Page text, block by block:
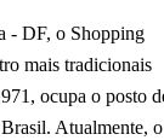
- DF, o Shopping
mais tradicionais
ocupa o posto
Atualmente, o